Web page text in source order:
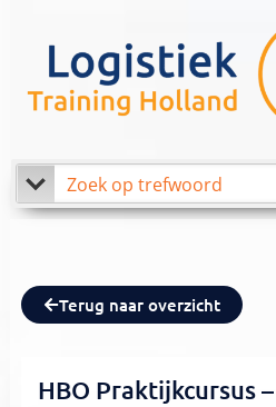
inhoud
Terug naar overzicht
HBO Praktijkcursus –